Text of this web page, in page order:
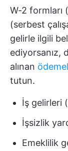
W-2 formları
(serbest
gelirle ilgili
ediyorsanız,
alınan
tutun.
İş gelirleri
İşsizlik
Emeklilik